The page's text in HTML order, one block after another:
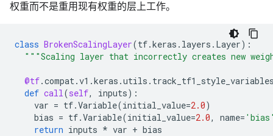
权重而不是重用现有权重的层上工作。
class BrokenScalingLayer(tf.keras . layers . Layer):
"""Scaling layer that incorrectly creates new
@tf.compat.v1 .keras .utils .
def call(self, inputs):
var = tf.Variable(initial_value=2.0)
bias = tf.Variable(initial_value=2.0, name=
return inputs * var + bias